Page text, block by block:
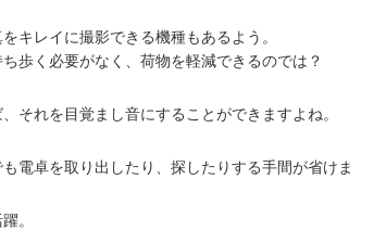
キレイに撮影できる機種もあるよう。
歩く必要がなく、荷物を軽減できるのでは？
それを目覚まし音にすることができますよね。
電卓を取り出したり、探したりする手間が省けま
。